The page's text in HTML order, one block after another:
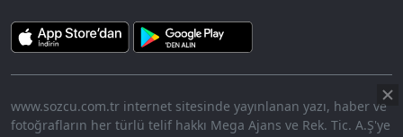
www.sozcu.com.tr internet sitesinde yayınlanan yazı, haber ve
fotoğrafların her türlü telif hakkı Mega Ajans ve Rek. Tic. A.Ş'ye